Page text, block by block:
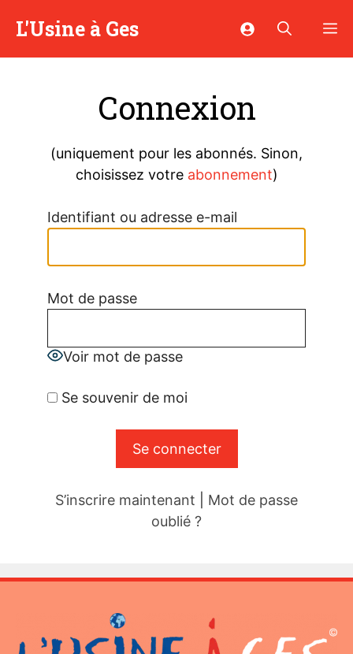
L'Usine à Ges
Connexion
(uniquement pour les abonnés. Sinon,
choisissez votre abonnement)
Identifiant ou adresse e-mail
Mot de passe
Voir mot de passe
Se souvenir de moi
S’inscrire maintenant
Mot de passe
oublié ?